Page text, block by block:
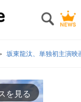
坂東龍汰、単独初主演
を見る